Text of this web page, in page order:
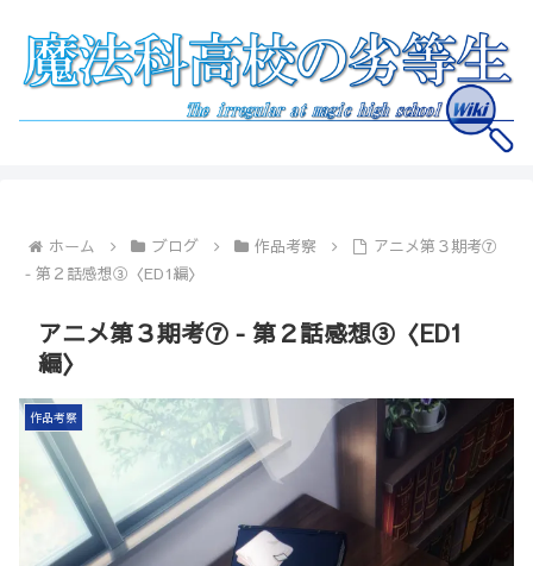
ホーム ブログ 作品考察
アニメ第３期考⑦
‐ 第２話感想③〈ED1編〉
アニメ第３期考⑦ ‐ 第２話感想③〈ED1
編〉
作品考察